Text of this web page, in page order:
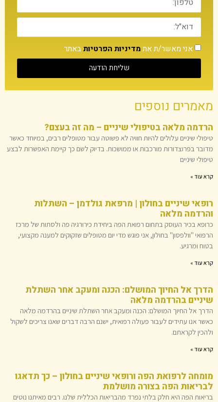
אני מאשר/ת אתמדיניות הפרטיותבאתר
שליחת הודעה
מאמרים נוספים
הרדמה מלאה בטיפולי שיניים – מה זה בעצם?
טיפולי שיניים עלולים להיות חוויה לא פשוטה עבור מטופלים רבים, במיוחד כאשר
מדובר בפרוצדורות מורכבות או ממושכות. בדיוק לשם כך קיימת האפשרות לבצע
טיפולי שיניים
קרא עוד »
רופאי שיניים בחולון | מרפאת גולדמן – השתלות
והרדמה מלאה
כרופא בכיר העוסק בתחום רפואת הפה ביחידת כירורגיה פה ולסתות של מרכז
הרפואי "וולפסון" בחולון, אני פוגש מדי יום מטופלים שזקוקים למענה מקצועי,
בטוח ומרגיע.
קרא עוד »
הדרך אל החיוך המושלם: הכנה ומעקב אחר השתלת
שיניים בהרדמה מלאה
הדרך אל החיוך המושלם: הכנה ומעקב אחר השתלת שיניים בהרדמה מלאה
כאשר אנו עתידים לעבור פעולה רפואית, ישנם הרבה דברים שאנו צריכים לשקול
ולהכין לקראתם.
קרא עוד »
מומחה לרפואת הפה ורופאי שיניים בחולון – כך תדאגו
לבריאות הפה בצורה מושלמת
בריאות הפה היא חלק בלתי נפרד מהבריאות הכללית שלנו. רבים מאיתנו נוטים